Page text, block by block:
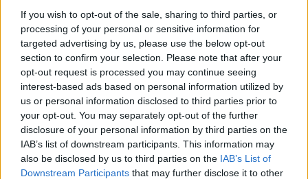
If you wish to opt-out of the sale, sharing to third parties, or
processing of your personal or sensitive information for
targeted advertising by us, please use the below opt-out
section to confirm your selection. Please note that after your
opt-out request is processed you may continue seeing
interest-based ads based on personal information utilized by
us or personal information disclosed to third parties prior to
your opt-out. You may separately opt-out of the further
disclosure of your personal information by third parties on the
IAB’s list of downstream participants. This information may
also be disclosed by us to third parties on the IAB’s List of
Downstream Participants that may further disclose it to other
Σινεμά 01.10.2022 08:11
Η Τελευταία Νύχτα με τις Μάσκες: Η
Λόρι γίνεται η ηρωίδα όλων μας
Στις 13 Οκτωβρίου έρχεται στους
κινηματογράφους, η «Τελευταία Νύχτα με
τις Μάσκες». Ο σκηνοθέτης Ντέιβιντ
Γκόρντον Γκριν θα ολοκληρώσει την
τριλογία αναβίωσης του μύθου, ύστερα από
τα εξαιρετικά πετυχημένα Halloween (2018)
και Halloween Kills (2021), με την Τζέιμι Λι